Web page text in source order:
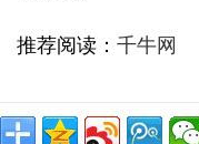
推荐阅读： 千牛网